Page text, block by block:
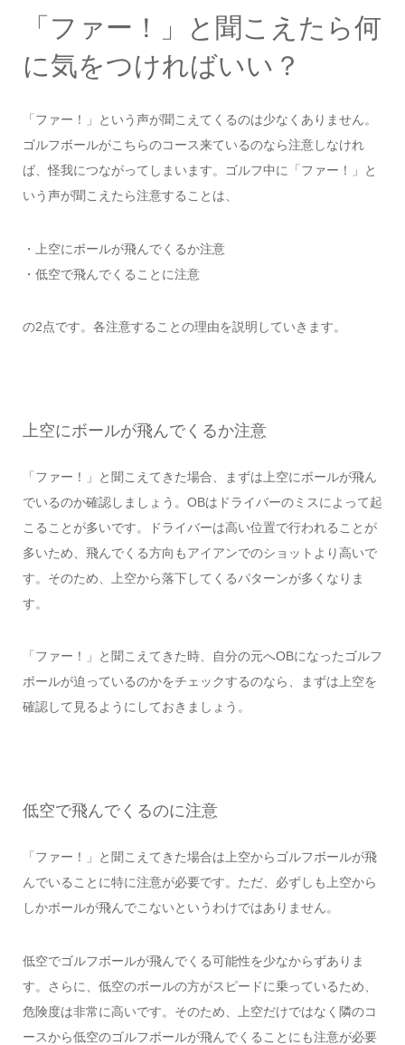
「ファー！」と聞こえたら何
に気をつければいい？
「ファー！」という声が聞こえてくるのは少なくありません。
ゴルフボールがこちらのコース来ているのなら注意しなけれ
ば、怪我につながってしまいます。ゴルフ中に「ファー！」と
いう声が聞こえたら注意することは、
・上空にボールが飛んでくるか注意
・低空で飛んでくることに注意
の2点です。各注意することの理由を説明していきます。
上空にボールが飛んでくるか注意
「ファー！」と聞こえてきた場合、まずは上空にボールが飛ん
でいるのか確認しましょう。OBはドライバーのミスによって起
こることが多いです。ドライバーは高い位置で行われることが
多いため、飛んでくる方向もアイアンでのショットより高いで
す。そのため、上空から落下してくるパターンが多くなりま
す。
「ファー！」と聞こえてきた時、自分の元へOBになったゴルフ
ボールが迫っているのかをチェックするのなら、まずは上空を
確認して見るようにしておきましょう。
低空で飛んでくるのに注意
「ファー！」と聞こえてきた場合は上空からゴルフボールが飛
んでいることに特に注意が必要です。ただ、必ずしも上空から
しかボールが飛んでこないというわけではありません。
低空でゴルフボールが飛んでくる可能性を少なからずありま
す。さらに、低空のボールの方がスピードに乗っているため、
危険度は非常に高いです。そのため、上空だけではなく隣のコ
ースから低空のゴルフボールが飛んでくることにも注意が必要